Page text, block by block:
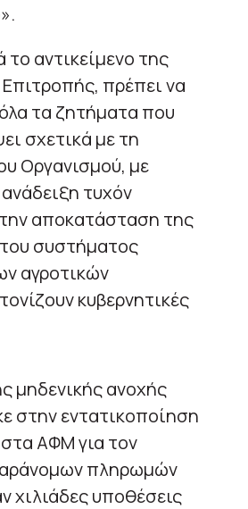
το αντικείμενο της
πρέπει να
τα ζητήματα που
σχετικά με τη
Οργανισμού, με
τυχόν
αποκατάσταση της
συστήματος
αγροτικών
κυβερνητικές
μηδενικής ανοχής
στην εντατικοποίηση
ΑΦΜ για τον
πληρωμών
χιλιάδες υποθέσεις